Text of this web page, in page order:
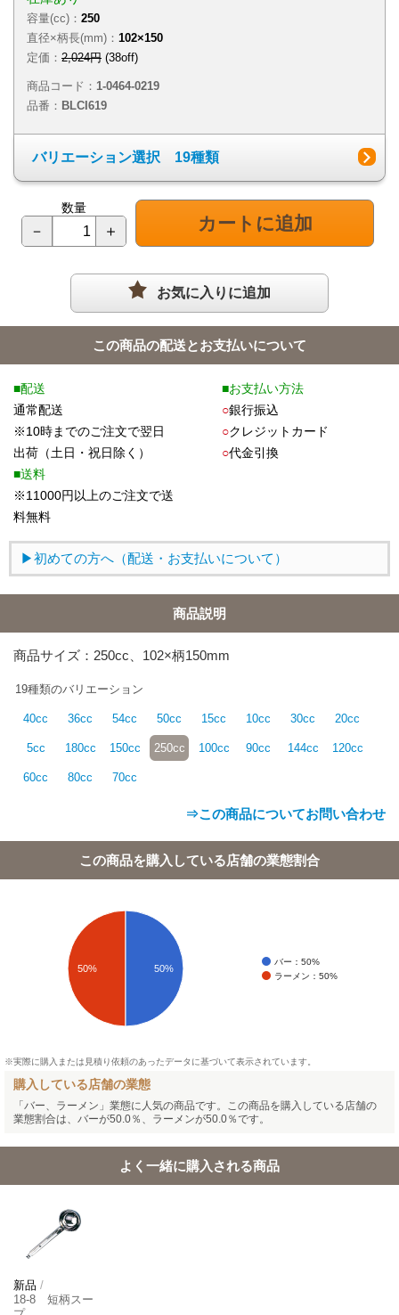
容量(cc)： 250
直径×柄長(mm)： 102×150
定価： 2,024円 (38off)
商品コード： 1-0464-0219
品番： BLCI619
バリエーション選択 19種類
数量
－ ＋ カートに追加
お気に入りに追加
この商品の配送とお支払いについて
■配送
通常配送
※10時までのご注文で翌日
出荷（土日・祝日除く）
■送料
※11000円以上のご注文で送
料無料
■お支払い方法
○銀行振込
○クレジットカード
○代金引換
初めての方へ（配送・お支払いについて）
商品説明
商品サイズ：250cc、102×柄150mm
19種類のバリエーション
40cc 36cc 54cc 50cc 15cc 10cc 30cc 20cc
5cc 180cc 150cc 250cc 100cc 90cc 144cc 120cc
60cc 80cc 70cc
⇒この商品についてお問い合わせ
この商品を購入している店舗の業態割合
バー：50%
ラーメン：50%
50% 50%
※実際に購入または見積り依頼のあったデータに基づいて表示されています。
購入している店舗の業態
「バー、ラーメン」業態に人気の商品です。この商品を購入している店舗の
業態割合は、バーが50.0％、ラーメンが50.0％です。
よく一緒に購入される商品
新品 /
18-8 短柄スー